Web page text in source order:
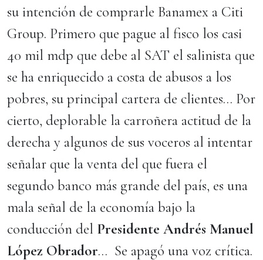
su intención de comprarle Banamex a Citi
Group. Primero que pague al fisco los casi
40 mil mdp que debe al SAT el salinista que
se ha enriquecido a costa de abusos a los
pobres, su principal cartera de clientes… Por
cierto, deplorable la carroñera actitud de la
derecha y algunos de sus voceros al intentar
señalar que la venta del que fuera el
segundo banco más grande del país, es una
mala señal de la economía bajo la
conducción del Presidente Andrés Manuel
López Obrador… Se apagó una voz crítica.